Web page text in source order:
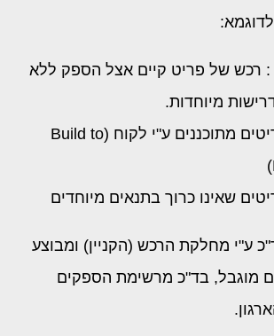
: רכש של פריט קיים אצל הספק ללא
מיוחדות.
רכש של פריטים מתוכננים ע"י לקוח (Build to
שאינו כרוך בתנאים מיוחדים
ע"י מחלקת הרכש (הקניין) ומבוצע
מוגבל, בד"כ מרשימת הספקים